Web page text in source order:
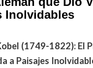
Inolvidables
(1749-1822): El
a Paisajes